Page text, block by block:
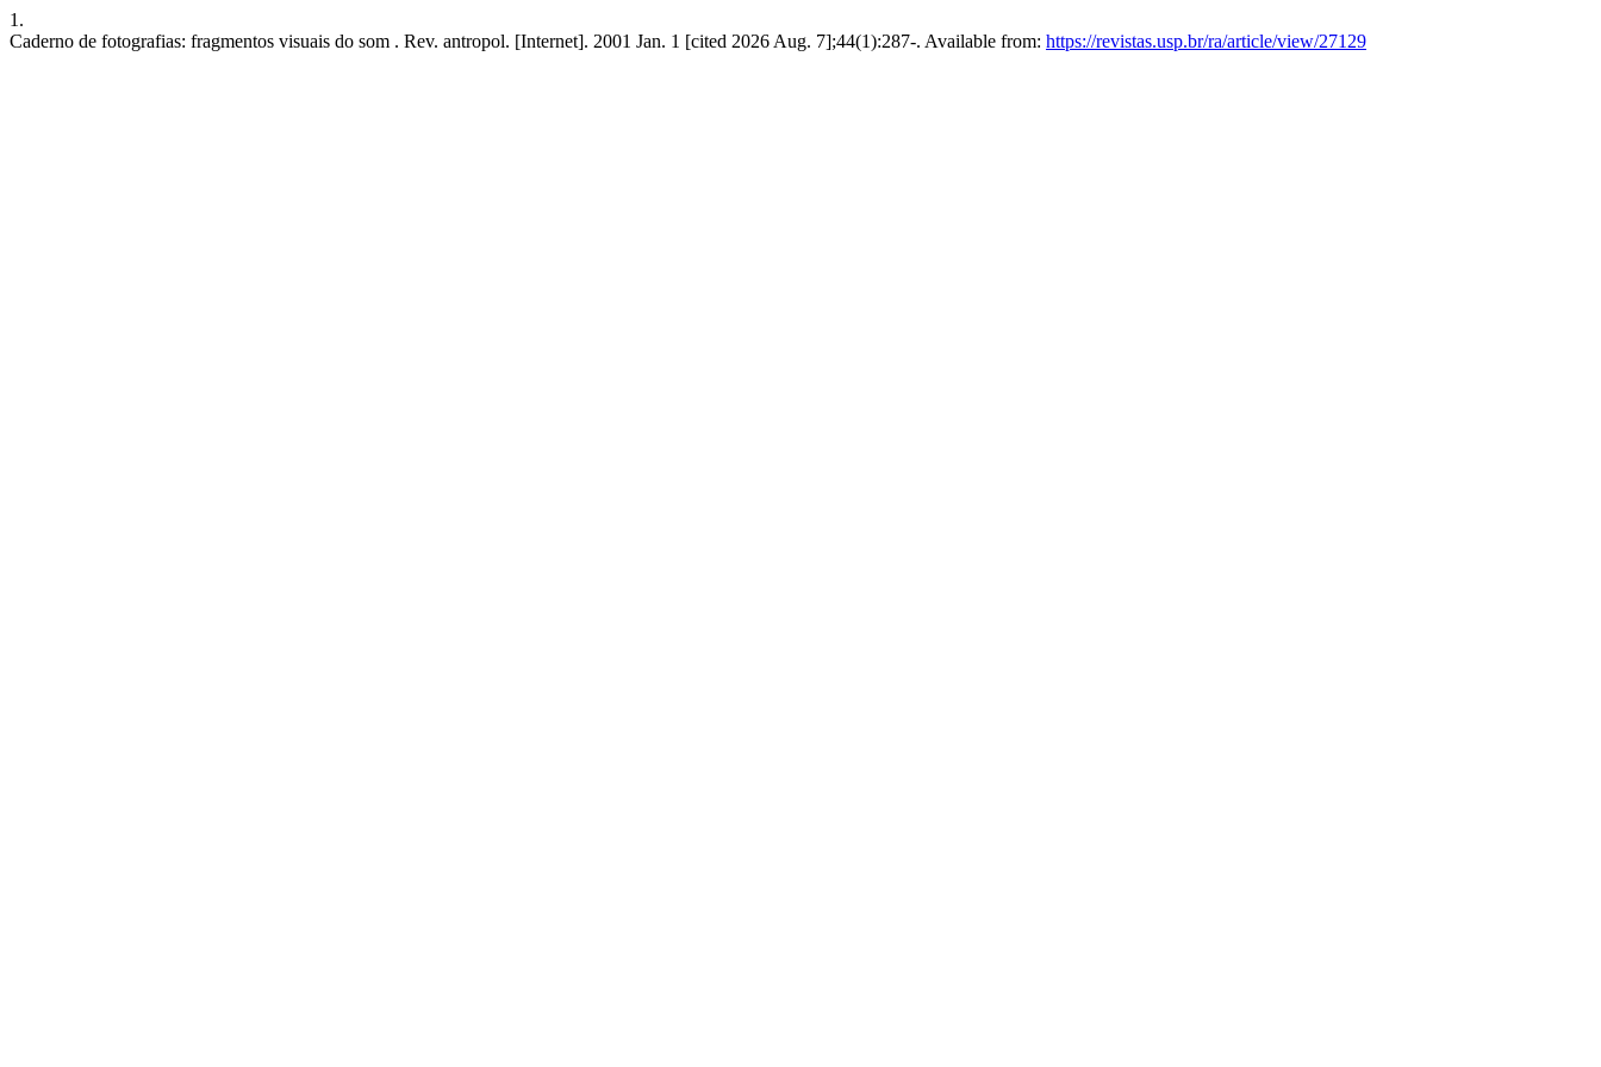
1.
Caderno de fotografias: fragmentos visuais do som . Rev. antropol. [Internet]. 2001 Jan. 1 [cited 2026 Aug. 7];44(1):287-. Available from: https://revistas.usp.br/ra/article/view/27129